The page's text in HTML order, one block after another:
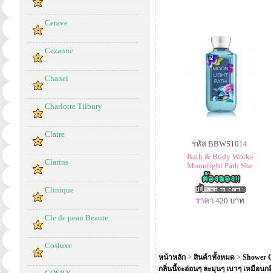
Cerave
Cezanne
Chanel
Charlotte Tilbury
Claire
Clarins
Clinique
Cle de peau Beaute
Cosluxe
รหัส BBWS1014
Bath & Body Works
Moonlight Path She
ราคา 420 บาท
หน้าหลัก > สินค้าทั้งหมด > Shower
กลิ่นนี้จะอ่อนๆ ละมุนๆ เบาๆ เหมือ